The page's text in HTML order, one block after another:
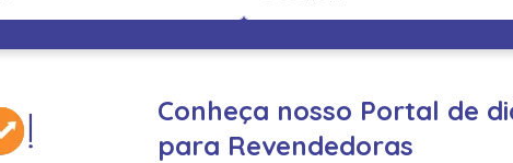
Conheça nosso Portal de
para Revendedoras